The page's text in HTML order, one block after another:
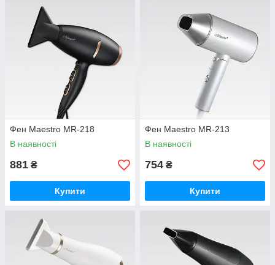
Фен Maestro MR-218
В наявності
881 ₴
Купити
Фен Maestro MR-213
В наявності
754 ₴
Купити